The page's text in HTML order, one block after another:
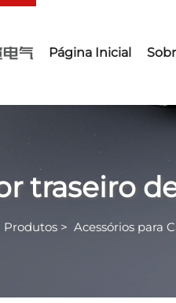
Página Inicial
traseiro
Produtos > Acessórios para